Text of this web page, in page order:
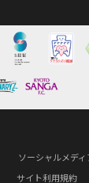
ソーシャルメデ
サイト利用規約